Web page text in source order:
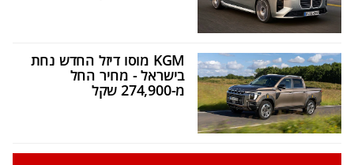
KGM מוסו דיזל החדש נחת
בישראל - מחיר החל
מ-274,900 שקל